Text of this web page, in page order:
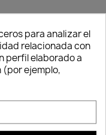
favorite_border
para analizar el
relacionada con
perfil elaborado a
ejemplo,